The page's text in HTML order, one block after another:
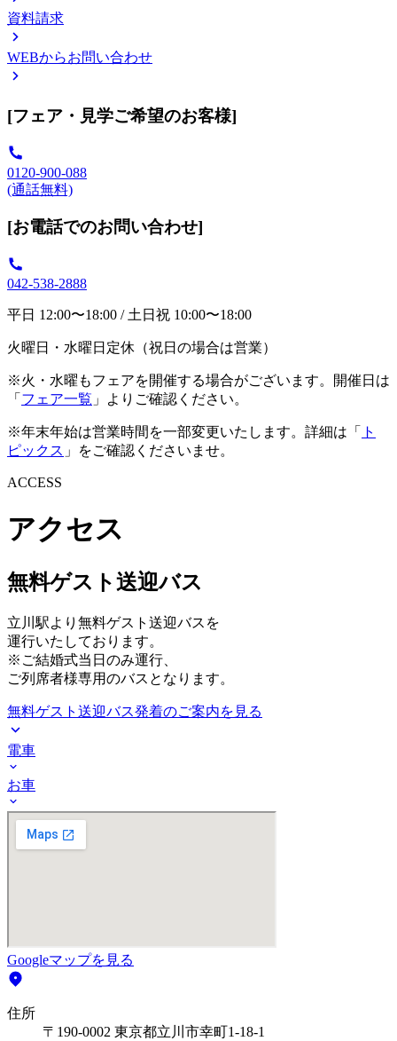
資料請求
WEBからお問い合わせ
[フェア・見学ご希望のお客様]
0120-900-088
(通話無料)
[お電話でのお問い合わせ]
042-538-2888
平日 12:00〜18:00 / 土日祝 10:00〜18:00
火曜日・水曜日定休（祝日の場合は営業）
※火・水曜もフェアを開催する場合がございます。開催日は
「 フェア一覧 」よりご確認ください。
※年末年始は営業時間を一部変更いたします。詳細は「
ト
ピックス 」をご確認くださいませ。
ACCESS
アクセス
無料ゲスト送迎バス
立川駅より無料ゲスト送迎バスを
運行いたしております。
※ご結婚式当日のみ運行、
ご列席者様専用のバスとなります。
無料ゲスト送迎バス発着のご案内を見る
電車
お車
Googleマップを見る
住所
〒190-0002 東京都立川市幸町1-18-1